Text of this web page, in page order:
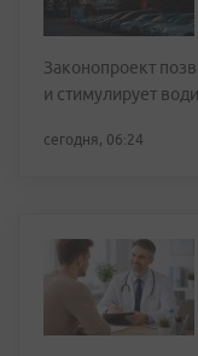
Законопроект
и стимулирует
сегодня, 06:24